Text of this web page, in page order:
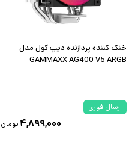
خنک کننده پردازنده دیپ کول مدل
GAMMAXX AG400 V5 ARGB
ارسال فوری
۴,۸۹۹,۰۰۰ تومان